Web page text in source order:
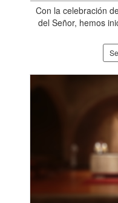
Con la celebración
del Señor, hemos